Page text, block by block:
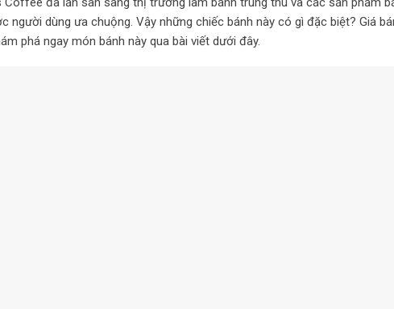
người dùng ưa chuộng. Vậy những chiếc bánh này có gì đặc biệt? Giá
phá ngay món bánh này qua bài viết dưới đây.